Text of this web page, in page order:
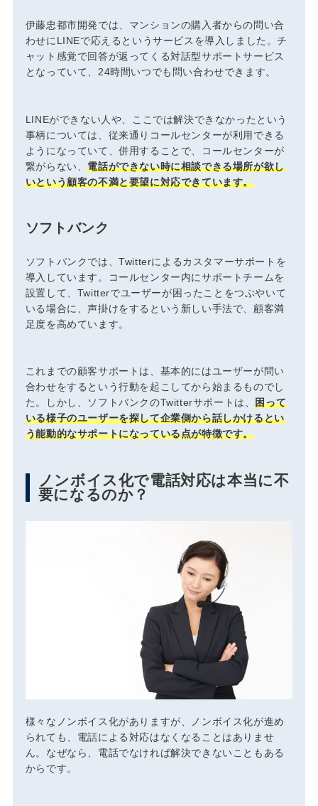
伊藤忠都市開発では、マンションの購入者からの問い合
わせにLINEで応えるというサービスを導入しました。チ
ャット感覚で回答が返ってくる対話型サポートサービス
となっていて、24時間いつでも問い合わせできます。
LINEができない人や、ここでは解決できなかったという
事柄については、従来通りコールセンターが利用できる
ようになっていて、併用することで、コールセンターが
繋がらない、電話ができない時に相談できる場所が欲し
いという顧客の不満と要望に対応できています。
ソフトバンク
ソフトバンクでは、Twitterによるカスタマーサポートを
導入しています。コールセンター内にサポートチームを
設置して、Twitterでユーザーが困ったことをつぶやいて
いる場合に、声掛けをするという新しい手法で、顧客満
足度を高めています。
これまでの顧客サポートは、基本的にはユーザーが問い
合わせをするという行動を起こしてから始まるものでし
た。しかし、ソフトバンクのTwitterサポートは、困って
いる様子のユーザーを探して企業側から話しかけるとい
う能動的なサポートになっている点が特徴です。
ノンボイス化で電話対応は本当に不
要になるのか？
様々なノンボイス化がありますが、ノンボイス化が進め
られても、電話による対応はなくなることはありませ
ん。なぜなら、電話でなければ解決できないこともある
からです。